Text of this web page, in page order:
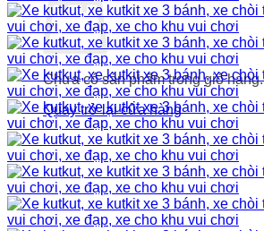
Chưa có sản phẩm trong giỏ hàng.
Quay trở lại cửa hàng